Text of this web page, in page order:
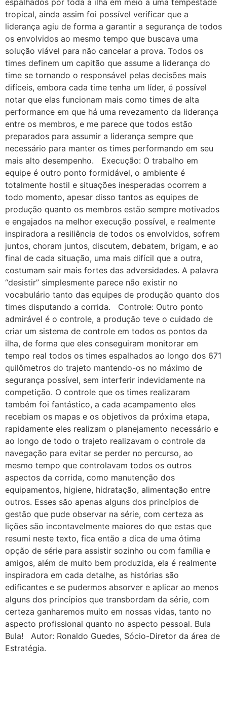
espalhados por toda a ilha em meio a uma tempestade
tropical, ainda assim foi possível verificar que a
liderança agiu de forma a garantir a segurança de todos
os envolvidos ao mesmo tempo que buscava uma
solução viável para não cancelar a prova. Todos os
times definem um capitão que assume a liderança do
time se tornando o responsável pelas decisões mais
difíceis, embora cada time tenha um líder, é possível
notar que elas funcionam mais como times de alta
performance em que há uma revezamento da liderança
entre os membros, e me parece que todos estão
preparados para assumir a liderança sempre que
necessário para manter os times performando em seu
mais alto desempenho. Execução: O trabalho em
equipe é outro ponto formidável, o ambiente é
totalmente hostil e situações inesperadas ocorrem a
todo momento, apesar disso tantos as equipes de
produção quanto os membros estão sempre motivados
e engajados na melhor execução possível, e realmente
inspiradora a resiliência de todos os envolvidos, sofrem
juntos, choram juntos, discutem, debatem, brigam, e ao
final de cada situação, uma mais difícil que a outra,
costumam sair mais fortes das adversidades. A palavra
“desistir” simplesmente parece não existir no
vocabulário tanto das equipes de produção quanto dos
times disputando a corrida. Controle: Outro ponto
admirável é o controle, a produção teve o cuidado de
criar um sistema de controle em todos os pontos da
ilha, de forma que eles conseguiram monitorar em
tempo real todos os times espalhados ao longo dos 671
quilômetros do trajeto mantendo-os no máximo de
segurança possível, sem interferir indevidamente na
competição. O controle que os times realizaram
também foi fantástico, a cada acampamento eles
recebiam os mapas e os objetivos da próxima etapa,
rapidamente eles realizam o planejamento necessário e
ao longo de todo o trajeto realizavam o controle da
navegação para evitar se perder no percurso, ao
mesmo tempo que controlavam todos os outros
aspectos da corrida, como manutenção dos
equipamentos, higiene, hidratação, alimentação entre
outros. Esses são apenas alguns dos princípios de
gestão que pude observar na série, com certeza as
lições são incontavelmente maiores do que estas que
resumi neste texto, fica então a dica de uma ótima
opção de série para assistir sozinho ou com família e
amigos, além de muito bem produzida, ela é realmente
inspiradora em cada detalhe, as histórias são
edificantes e se pudermos absorver e aplicar ao menos
alguns dos princípios que transbordam da série, com
certeza ganharemos muito em nossas vidas, tanto no
aspecto profissional quanto no aspecto pessoal. Bula
Bula! Autor: Ronaldo Guedes, Sócio-Diretor da área de
Estratégia.